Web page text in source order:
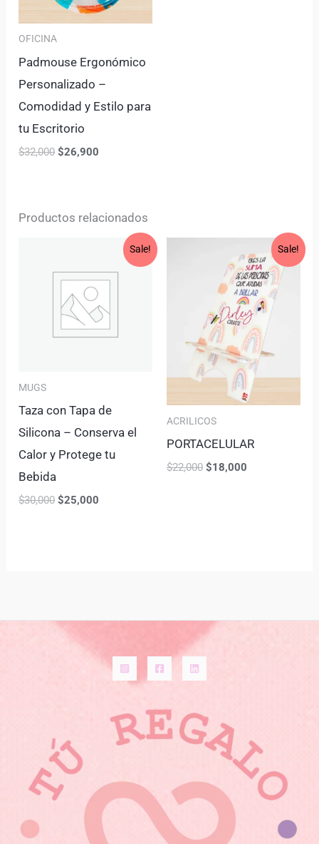
OFICINA
Padmouse Ergonómico
Personalizado –
Comodidad y Estilo para
tu Escritorio
$32,000 $26,900
Productos relacionados
Sale!
MUGS
Taza con Tapa de
Silicona – Conserva el
Calor y Protege tu
Bebida
$30,000
was:
$30,000.
$25,000
Current
is:
$25,000.
Sale!
ACRILICOS
PORTACELULAR
$22,000
was:
$22,000.
$18,000
Current
price
is:
$18,000.